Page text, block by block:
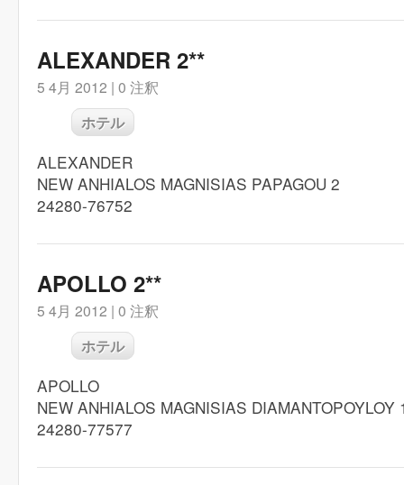
ALEXANDER 2**
5 4月 2012 | 0 注釈
ホテル
ALEXANDER
NEW ANHIALOS MAGNISIAS PAPAGOU 2
24280-76752
APOLLO 2**
5 4月 2012 | 0 注釈
ホテル
APOLLO
NEW ANHIALOS MAGNISIAS DIAMANTOPOYLOY
24280-77577